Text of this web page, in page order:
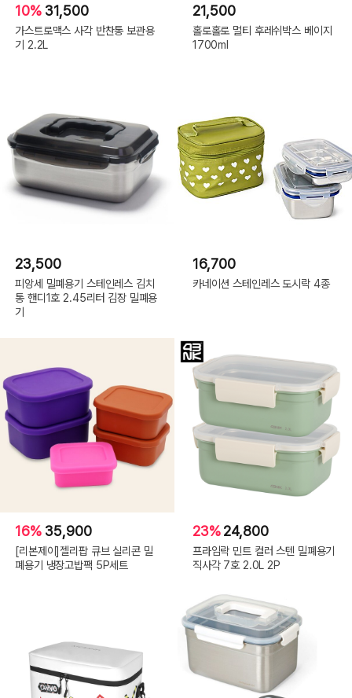
10% 31,500
가스트로맥스 사각 반찬통 보관용
기 2.2L
21,500
홀로홀로 멀티 후레쉬박스 베이지
1700ml
23,500
피앙세 밀폐용기 스테인레스 김치
통 핸디1호 2.45리터 김장 밀폐용
기
16,700
카네이션 스테인레스 도시락 4종
16% 35,900
[리본제이]젤리팝 큐브 실리콘 밀
폐용기 냉장고밥팩 5P세트
23%24,800
프라임락 민트 컬러 스텐 밀폐용기
직사각 7호 2.0L 2P